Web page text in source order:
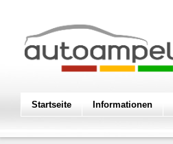
Startseite Informationen